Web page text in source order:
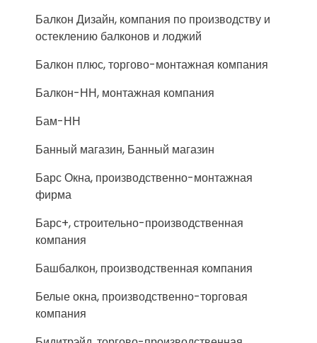
Балкон Дизайн, компания по производству и
остеклению балконов и лоджий
Балкон плюс, торгово-монтажная компания
Балкон-НН, монтажная компания
Бам-НН
Банный магазин, Банный магазин
Барс Окна, производственно-монтажная
фирма
Барс+, строительно-производственная
компания
Башбалкон, производственная компания
Белые окна, производственно-торговая
компания